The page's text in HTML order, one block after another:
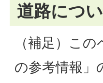
道路につ
（補足）こ
の参考情報」